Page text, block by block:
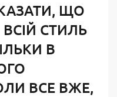
ЩО
СТИЛЬ
В
ВСЕ ВЖЕ,